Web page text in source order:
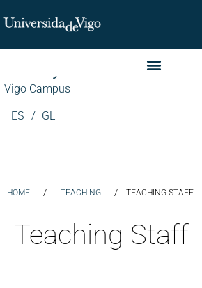
Faculty of Commerce
Vigo Campus
ES GL
HOME / TEACHING / TEACHING STAFF
Teaching Staff